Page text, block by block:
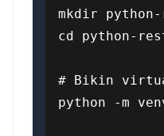
mkdir
cd python-
# Bikin
python -m